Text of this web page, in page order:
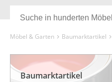
Möbel & Garten Baumarktartikel
Baumarktartikel